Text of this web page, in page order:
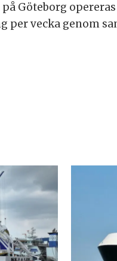
Göteborg
per vecka genom